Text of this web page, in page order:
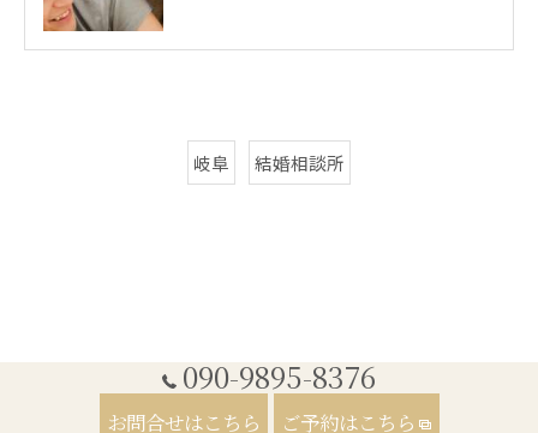
岐阜 結婚相談所
090-9895-8376
お問合せはこちら ご予約はこちら